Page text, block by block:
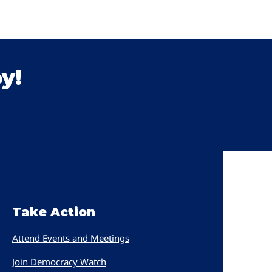
Take Action
Attend Events and Meetings
Join Democracy Watch